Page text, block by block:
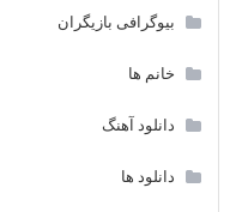
بیوگرافی بازیگران
خانم ها
دانلود آهنگ
دانلود ها